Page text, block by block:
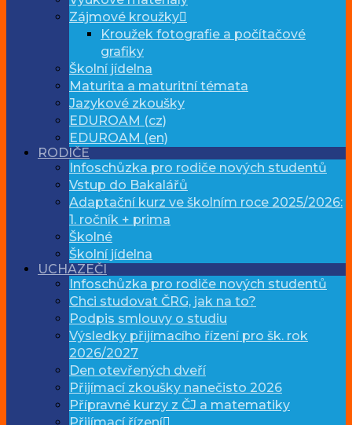
Zájmové kroužky
Kroužek fotografie a počítačové
grafiky
Školní jídelna
Maturita a maturitní témata
Jazykové zkoušky
EDUROAM (cz)
EDUROAM (en)
RODIČE
Infoschůzka pro rodiče nových studentů
Vstup do Bakalářů
Adaptační kurz ve školním roce 2025/2026:
1. ročník + prima
Školné
Školní jídelna
UCHAZEČI
Infoschůzka pro rodiče nových studentů
Chci studovat ČRG, jak na to?
Podpis smlouvy o studiu
Výsledky přijímacího řízení pro šk. rok
2026/2027
Den otevřených dveří
Přijímací zkoušky nanečisto 2026
Přípravné kurzy z ČJ a matematiky